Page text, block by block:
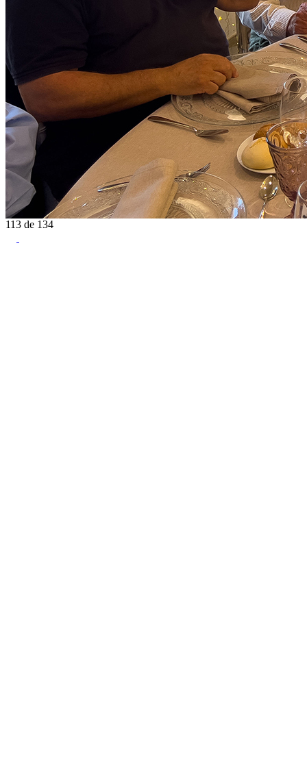
113 de 134